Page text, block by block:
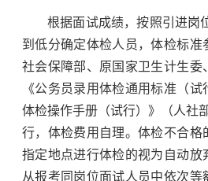
根据面试成绩，按照引进岗
到低分确定体检人员，体检标准
社会保障部、原国家卫生计生委
《公务员录用体检通用标准（
体检操作手册（试行）》（人社
行，体检费用自理。体检不合格
指定地点进行体检的视为自动放
从报考同岗位面试人员中依次等